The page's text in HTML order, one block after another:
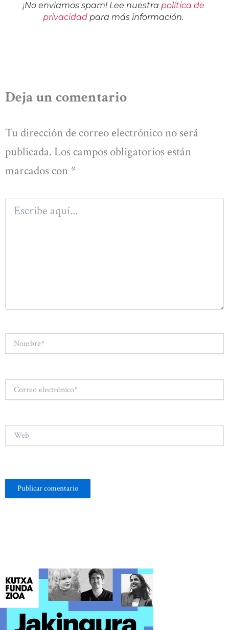
¡No enviamos spam! Lee nuestra política de
privacidad para más información.
Deja un comentario
Tu dirección de correo electrónico no será
publicada. Los campos obligatorios están
marcados con *
Escribe
aquí...
electrónico*
Web